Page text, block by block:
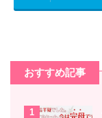
おすすめ記事
1